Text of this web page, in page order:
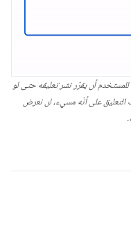
أن يقرّر نشر تعليقه حتى لو
على أنّه مسيء، لن نعرض